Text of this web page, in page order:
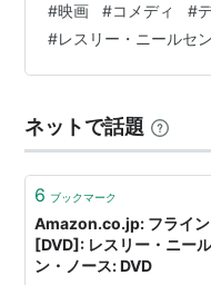
た。しかし、出てくる
りで…。 上記の引用は
れる人物の台詞。この
います。このくらいの
なものですが…。作動
#映画 #コメディ #
#レスリー・ニールセン
ネットで話題
6 ブックマーク
Amazon.co.jp: フライ
[DVD]: レスリー・ニー
ン・ノース: DVD